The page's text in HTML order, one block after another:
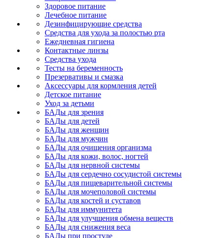
Здоровое питание
Лечебное питание
Дезинфицирующие средства
Средства для ухода за полостью рта
Ежедневная гигиена
Контактные линзы
Средства ухода
Тесты на беременность
Презервативы и смазка
Аксессуары для кормления детей
Детское питание
Уход за детьми
БАДы для зрения
БАДы для детей
БАДы для женщин
БАДы для мужчин
БАДы для очищения организма
БАДы для кожи, волос, ногтей
БАДы для нервной системы
БАДы для сердечно сосудистой системы
БАДы для пищеварительной системы
БАДы для мочеполовой системы
БАДы для костей и суставов
БАДы для иммунитета
БАДы для улучшения обмена веществ
БАДы для снижения веса
БАДы при простуде